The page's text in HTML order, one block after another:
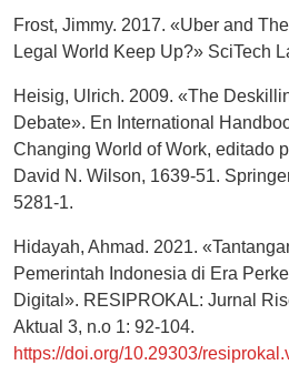
Frost, Jimmy. 2017. «Uber and
Legal World Keep Up?» SciTech
Heisig, Ulrich. 2009. «The
Debate». En International
Changing World of Work, editado
David N. Wilson, 1639-51.
5281-1.
Hidayah, Ahmad. 2021.
Pemerintah Indonesia di Era
Digital». RESIPROKAL: Jurnal
Aktual 3, n.o 1: 92-104.
https://doi.org/10.29303/